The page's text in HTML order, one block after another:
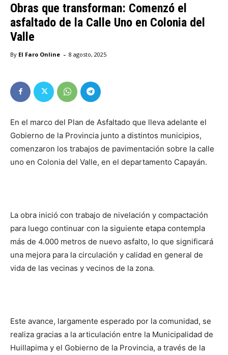
Obras que transforman: Comenzó el
asfaltado de la Calle Uno en Colonia del
Valle
By El Faro Online - 8 agosto, 2025
En el marco del Plan de Asfaltado que lleva adelante el
Gobierno de la Provincia junto a distintos municipios,
comenzaron los trabajos de pavimentación sobre la calle
uno en Colonia del Valle, en el departamento Capayán.
La obra inició con trabajo de nivelación y compactación
para luego continuar con la siguiente etapa contempla
más de 4.000 metros de nuevo asfalto, lo que significará
una mejora para la circulación y calidad en general de
vida de las vecinas y vecinos de la zona.
Este avance, largamente esperado por la comunidad, se
realiza gracias a la articulación entre la Municipalidad de
Huillapima y el Gobierno de la Provincia, a través de la